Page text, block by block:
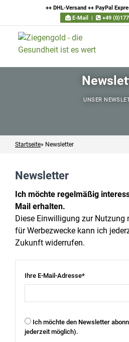
++ DHL-Versand ++ PayPal
E-Mail
| +49
UNSER
Startseite» Newsletter
Newsletter
Ich möchte regelmäßig
Mail erhalten.
Diese Einwilligung zur Nutzung
für Werbezwecke kann ich
Zukunft widerrufen.
Ihre E-Mail-Adresse*
Ich möchte den Newsletter
jederzeit möglich).